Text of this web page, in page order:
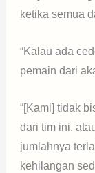
ketika semua
“Kalau ada
pemain dari
“[Kami] tidak
dari tim ini,
jumlahnya
kehilangan